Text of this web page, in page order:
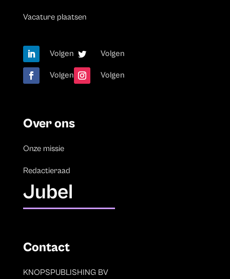
Vacature plaatsen
Volgen Volgen
Volgen Volgen
Over ons
Onze missie
Redactieraad
Jubel
Contact
KNOPSPUBLISHING BV